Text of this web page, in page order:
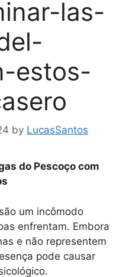
las-
estos-
by LucasSantos
do Pescoço com
um incômodo
enfrentam. Embora
e não representem
pode causar